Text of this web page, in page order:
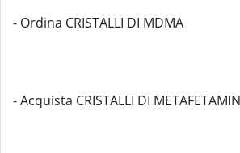
- Ordina CRISTALLI DI MDMA
- Acquista CRISTALLI DI